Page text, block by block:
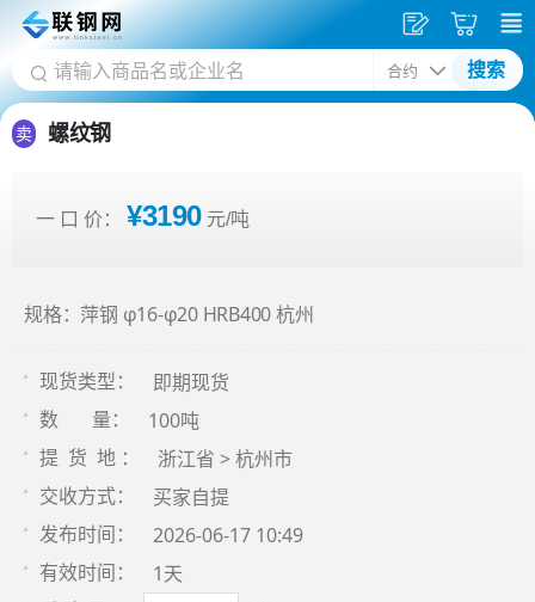
搜索
发
供
采
购
卖 螺纹钢
一 口 价： ¥3190 元/吨
规格：萍钢 φ16-φ20 HRB400 杭州
现货类型： 即期现货
数 量： 100吨
提 货 地 ： 浙江省 > 杭州市
交收方式： 买家自提
发布时间： 2026-06-17 10:49
有效时间： 1天